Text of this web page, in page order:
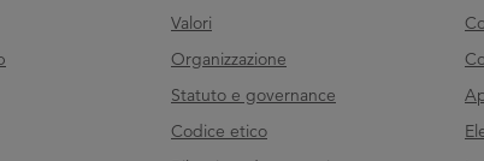
Valori
Organizzazione
Statuto e governance
Codice etico